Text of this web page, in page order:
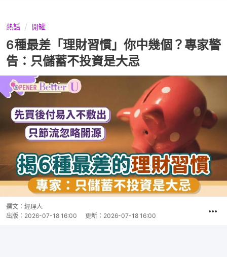
熱話 開罐
6種最差「理財習慣」你中幾個？專家警
告：只儲蓄不投資是大忌
撰文： 經理人
出版： 2026-07-18 16:00 更新： 2026-07-18 16:00